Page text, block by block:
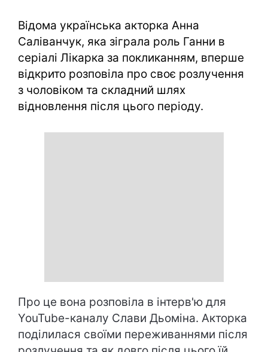
Відома українська акторка Анна
Саліванчук, яка зіграла роль Ганни в
серіалі Лікарка за покликанням, вперше
відкрито розповіла про своє розлучення
з чоловіком та складний шлях
відновлення після цього періоду.
Про це вона розповіла в інтерв'ю для
YouTube-каналу Слави Дьоміна. Акторка
поділилася своїми переживаннями після